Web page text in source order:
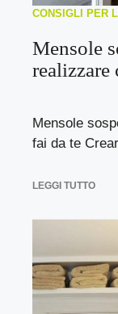
CONSIGLI PER
Mensole
realizzare
Mensole
fai da te
LEGGI TUTTO